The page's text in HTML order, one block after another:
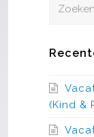
(Kind &